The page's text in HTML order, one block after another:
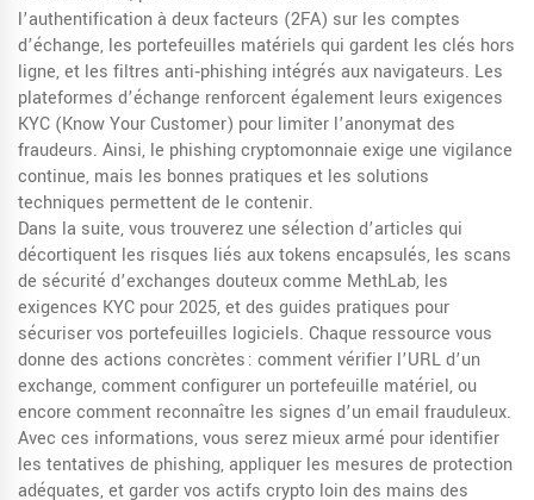
l’authentification à deux facteurs (2FA) sur les comptes
d’échange, les portefeuilles matériels qui gardent les clés hors
ligne, et les filtres anti‑phishing intégrés aux navigateurs. Les
plateformes d’échange renforcent également leurs exigences
KYC (Know Your Customer) pour limiter l’anonymat des
fraudeurs. Ainsi, le phishing cryptomonnaie exige une vigilance
continue, mais les bonnes pratiques et les solutions
techniques permettent de le contenir.
Dans la suite, vous trouverez une sélection d’articles qui
décortiquent les risques liés aux tokens encapsulés, les scans
de sécurité d’exchanges douteux comme MethLab, les
exigences KYC pour 2025, et des guides pratiques pour
sécuriser vos portefeuilles logiciels. Chaque ressource vous
donne des actions concrètes : comment vérifier l’URL d’un
exchange, comment configurer un portefeuille matériel, ou
encore comment reconnaître les signes d’un email frauduleux.
Avec ces informations, vous serez mieux armé pour identifier
les tentatives de phishing, appliquer les mesures de protection
adéquates, et garder vos actifs crypto loin des mains des